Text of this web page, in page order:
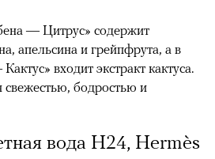
— Цитрус» содержит
апельсина и грейпфрута, а в
входит экстракт кактуса.
свежестью, бодростью и
вода H24, Hermès